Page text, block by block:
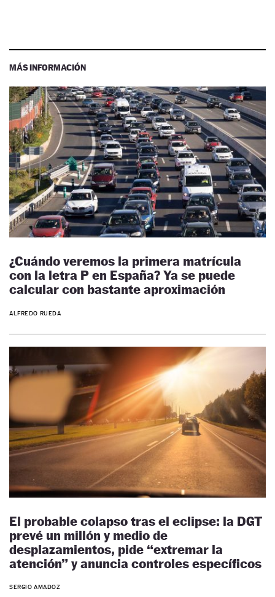
MÁS INFORMACIÓN
¿Cuándo veremos la primera matrícula
con la letra P en España? Ya se puede
calcular con bastante aproximación
ALFREDO RUEDA
El probable colapso tras el eclipse: la DGT
prevé un millón y medio de
desplazamientos, pide “extremar la
atención” y anuncia controles específicos
SERGIO AMADOZ